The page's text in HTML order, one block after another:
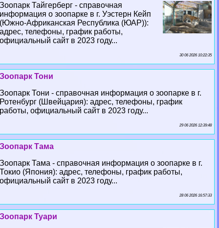
Зоопарк Тайгерберг - справочная
информация о зоопарке в г. Уэстерн Кейп
(Южно-Африканская Республика (ЮАР)):
адрес, телефоны, график работы,
официальный сайт в 2023 году...
30 06 2026 10:22:35
Зоопарк Тони
Зоопарк Тони - справочная информация о зоопарке в г.
Ротенбург (Швейцария): адрес, телефоны, график
работы, официальный сайт в 2023 году...
29 06 2026 12:39:48
Зоопарк Тама
Зоопарк Тама - справочная информация о зоопарке в г.
Токио (Япония): адрес, телефоны, график работы,
официальный сайт в 2023 году...
28 06 2026 16:57:33
Зоопарк Туари